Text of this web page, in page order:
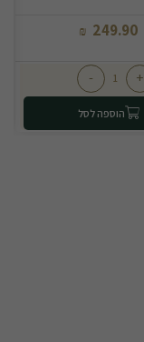
249.90
₪
+
-
הוספה לסל